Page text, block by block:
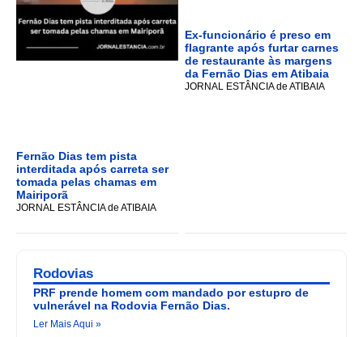
Fernão Dias tem pista
interditada após carreta ser
tomada pelas chamas em
Mairiporã
JORNAL ESTÂNCIA de ATIBAIA
Ex-funcionário é preso em
flagrante após furtar carnes
de restaurante às margens
da Fernão Dias em Atibaia
JORNAL ESTÂNCIA de ATIBAIA
Rodovias
PRF prende homem com mandado por estupro de
vulnerável na Rodovia Fernão Dias.
Ler Mais Aqui »